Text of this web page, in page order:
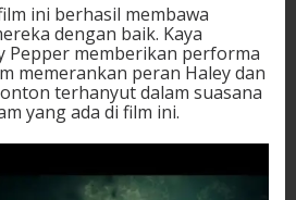
ini berhasil membawa
dengan baik. Kaya
Pepper memberikan performa
memerankan peran Haley dan
terhanyut dalam suasana
yang ada di film ini.